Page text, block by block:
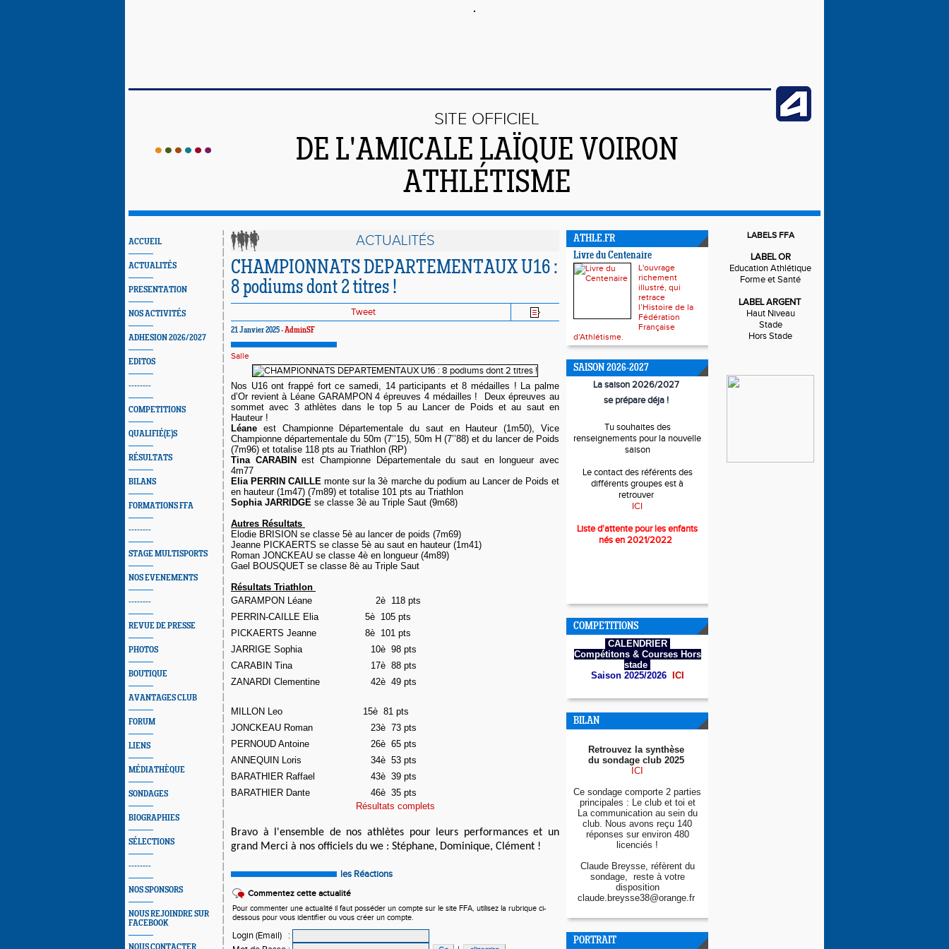
SITE OFFICIEL
DE L'AMICALE LAÏQUE VOIRON
ATHLÉTISME
ACCUEIL
ACTUALITÉS
PRESENTATION
NOS ACTIVITÉS
ADHESION 2026/2027
EDITOS
--------
COMPETITIONS
QUALIFIÉ(E)S
RÉSULTATS
BILANS
FORMATIONS FFA
--------
STAGE MULTISPORTS
NOS EVENEMENTS
--------
REVUE DE PRESSE
PHOTOS
BOUTIQUE
AVANTAGES CLUB
FORUM
LIENS
MÉDIATHÈQUE
SONDAGES
BIOGRAPHIES
SÉLECTIONS
--------
NOS SPONSORS
NOUS REJOINDRE SUR
FACEBOOK
ACTUALITÉS
CHAMPIONNATS DEPARTEMENTAUX U16 :
8 podiums dont 2 titres !
Tweet
21 Janvier 2025 -AdminSF
Salle
Nos U16 ont frappé fort ce samedi, 14 participants et 8 médailles ! La palme
d’Or revient à Léane GARAMPON 4 épreuves 4 médailles ! Deux épreuves au
sommet avec 3 athlètes dans le top 5 au Lancer de Poids et au saut en
Hauteur !
Léane est Championne Départementale du saut en Hauteur (1m50), Vice
Championne départementale du 50m (7’’15), 50m H (7’’88) et du lancer de Poids
(7m96) et totalise 118 pts au Triathlon (RP)
Tina CARABIN est Championne Départementale du saut en longueur avec
4m77
Elia PERRIN CAILLE monte sur la 3è marche du podium au Lancer de Poids et
en hauteur (1m47) (7m89) et totalise 101 pts au Triathlon
Sophia JARRIDGE se classe 3è au Triple Saut (9m68)
Autres Résultats
Elodie BRISION se classe 5è au lancer de poids (7m69)
Jeanne PICKAERTS se classe 5è au saut en hauteur (1m41)
Roman JONCKEAU se classe 4è en longueur (4m89)
Gael BOUSQUET se classe 8è au Triple Saut
Résultats Triathlon
GARAMPON Léane
2è 118 pts
PERRIN-CAILLE Elia
5è 105 pts
PICKAERTS Jeanne
8è 101 pts
JARRIGE Sophia
10è 98 pts
CARABIN Tina
17è 88 pts
ZANARDI Clementine
42è 49 pts
MILLON Leo 15è 81 pts
JONCKEAU Roman
23è 73 pts
PERNOUD Antoine
26è 65 pts
ANNEQUIN Loris
34è 53 pts
BARATHIER Raffael
43è 39 pts
BARATHIER Dante
46è 35 pts
Résultats complets
Bravo à l'ensemble de nos athlètes pour leurs performances et un
grand Merci à nos officiels du we : Stéphane, Dominique, Clément !
les Réactions
Commentez cette actualité
Pour commenter une actualité il faut posséder un compte sur le site FFA, utilisez la rubrique ci-
dessous pour vous identifier ou vous créer un compte.
Login (Email)
:
ATHLE.FR
Livre du Centenaire
L'ouvrage
richement
illustré, qui
retrace
l’Histoire de la
Fédération
Française
d'Athlétisme.
SAISON 2026-2027
La saison 2026/2027
se prépare déja !
Tu souhaites des
renseignements pour la nouvelle
saison
Le contact des référents des
différents groupes est à
retrouver
ICI
Liste d'attente pour les enfants
nés en 2021/2022
COMPETITIONS
CALENDRIER
Compétitons & Courses Hors
stade
Saison 2025/2026
ICI
BILAN
Retrouvez la synthèse
du sondage club 2025
ICI
Ce sondage comporte 2 parties
principales : Le club et toi et
La communication au sein du
club. Nous avons reçu 140
réponses sur environ 480
licenciés !
Claude Breysse, réfèrent du
sondage, reste à votre
disposition
claude.breysse38@orange.fr
PORTRAIT
LABELS FFA
LABEL OR
Education Athlétique
Forme et Santé
LABEL ARGENT
Haut Niveau
Stade
Hors Stade